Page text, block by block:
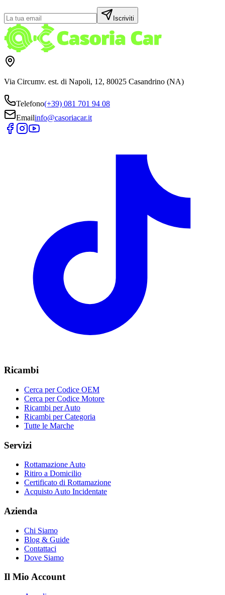
Iscriviti
Via Circumv. est. di Napoli, 12, 80025 Casandrino (NA)
Telefono(+39) 081 701 94 08
Emailinfo@casoriacar.it
Ricambi
Cerca per Codice OEM
Cerca per Codice Motore
Ricambi per Auto
Ricambi per Categoria
Tutte le Marche
Servizi
Rottamazione Auto
Ritiro a Domicilio
Certificato di Rottamazione
Acquisto Auto Incidentate
Azienda
Chi Siamo
Blog & Guide
Contattaci
Dove Siamo
Il Mio Account